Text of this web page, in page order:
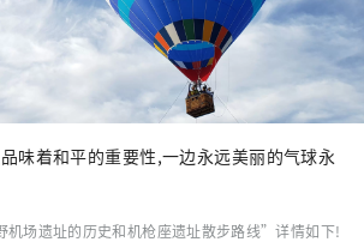
味着和平的重要性,一边永远美丽的气球永
场遗址的历史和机枪座遗址散步路线”详情如下!